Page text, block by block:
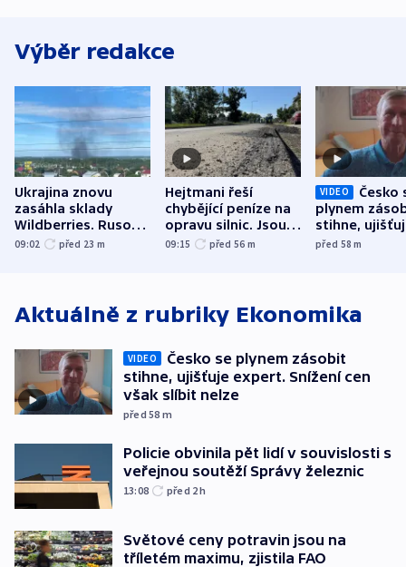
Výběr redakce
Ukrajina znovu
zasáhla sklady
Wildberries. Rusové
útočili v Charkovské
09:02 před 23 m
Hejtmani řeší
chybějící peníze na
opravu silnic. Jsou
nenárokové, namítá
09:15 před 56 m
VIDEO
Česko
plynem
stihne,
expert.
před 58m
Aktuálně z rubriky Ekonomika
VIDEO
Česko se plynem zásobit
stihne, ujišťuje expert. Snížení cen
však slíbit nelze
před 58 m
Policie obvinila pět lidí v souvislosti s
veřejnou soutěží Správy železnic
13:08 před 2h
Světové ceny potravin jsou na
tříletém maximu, zjistila FAO